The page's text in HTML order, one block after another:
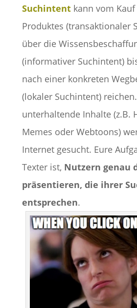
Suchintentkann vom Kauf
Produktes (transaktionaler
über die
(informativer Suchintent)
nach einer konkreten
(lokaler Suchintent)
unterhaltende Inhalte (z.B.
Memes oder Webtoons)
Internet gesucht. Eure
Texter ist, Nutzern genau
präsentieren, die ihrer
entsprechen.